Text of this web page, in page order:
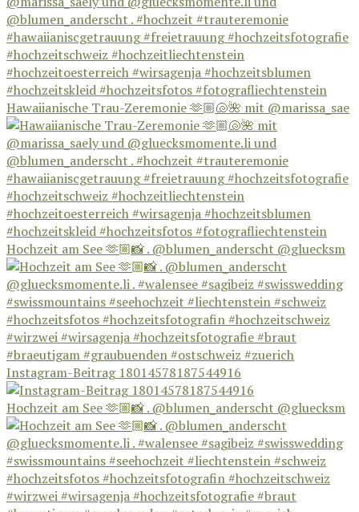
Hawaiianische Trau-Zeremonie 🫶🏼🐚🌺 mit @marissa_sae
Hochzeit am See 🫶🏼📸 . @blumen_anderscht @gluecksm
Instagram-Beitrag 18014578187544916
Hochzeit am See 🫶🏼📸 . @blumen_anderscht @gluecksm